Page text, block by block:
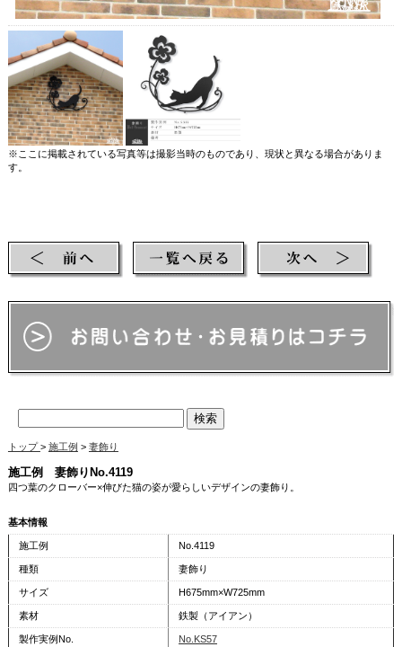
※ここに掲載されている写真等は撮影当時のものであり、現状と異なる場合がありま
す。
トップ> 施工例 > 妻飾り
施工例 妻飾りNo.4119
四つ葉のクローバー×伸びた猫の姿が愛らしいデザインの妻飾り。
基本情報
施工例 No.4119
種類 妻飾り
サイズ H675mm×W725mm
素材 鉄製（アイアン）
製作実例No. No.KS57